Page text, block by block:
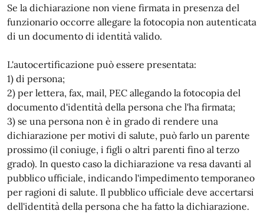
Se la dichiarazione non viene firmata in presenza del
funzionario occorre allegare la fotocopia non autenticata
di un documento di identità valido.
L'autocertificazione può essere presentata:
1) di persona;
2) per lettera, fax, mail, PEC allegando la fotocopia del
documento d'identità della persona che l'ha firmata;
3) se una persona non è in grado di rendere una
dichiarazione per motivi di salute, può farlo un parente
prossimo (il coniuge, i figli o altri parenti fino al terzo
grado). In questo caso la dichiarazione va resa davanti al
pubblico ufficiale, indicando l'impedimento temporaneo
per ragioni di salute. Il pubblico ufficiale deve accertarsi
dell'identità della persona che ha fatto la dichiarazione.